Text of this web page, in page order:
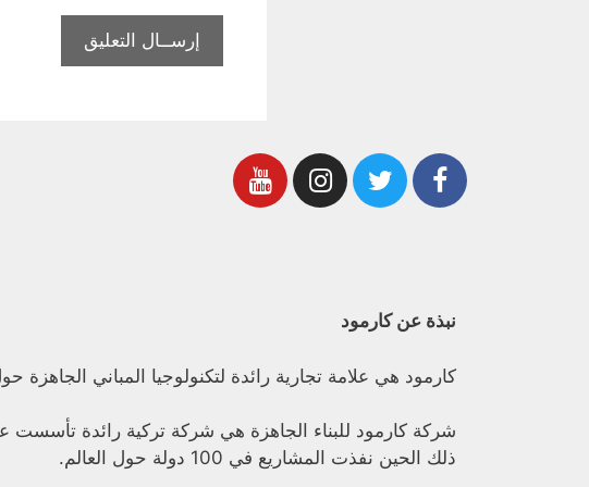
نبذة عن كارمود
كارمود هي علامة تجارية رائدة لتكنولوجيا المباني الجاهزة
ذلك الحين نفذت المشاريع في 100 دولة حول العالم.